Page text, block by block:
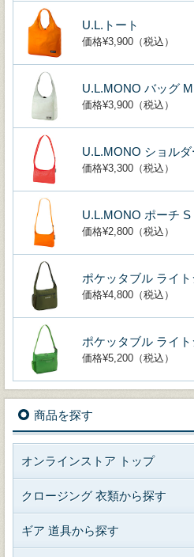
U.L.トート
価格¥3,900（税込）
U.L.MONO バッグ M
価格¥3,900（税込）
U.L.MONO ショルダ
価格¥3,300（税込）
U.L.MONO ポーチ S
価格¥2,800（税込）
ポケッタブル ライ
価格¥4,800（税込）
ポケッタブル ライ
価格¥5,200（税込）
商品を探す
オンラインストア トップ
クロージング 衣類から探す
ギア 道具から探す